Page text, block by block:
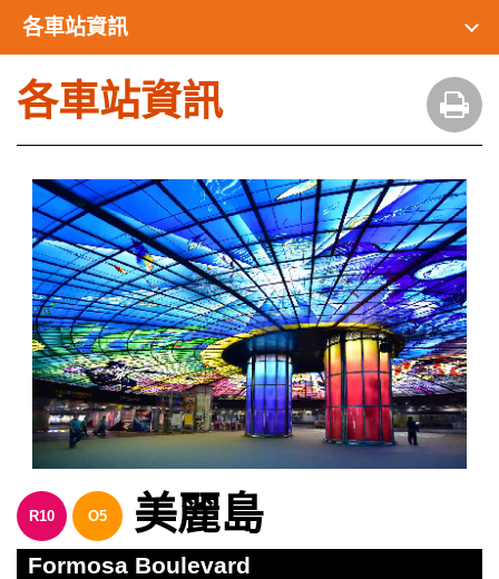
各車站資訊
各車站資訊
R10 O5 美麗島
Formosa Boulevard